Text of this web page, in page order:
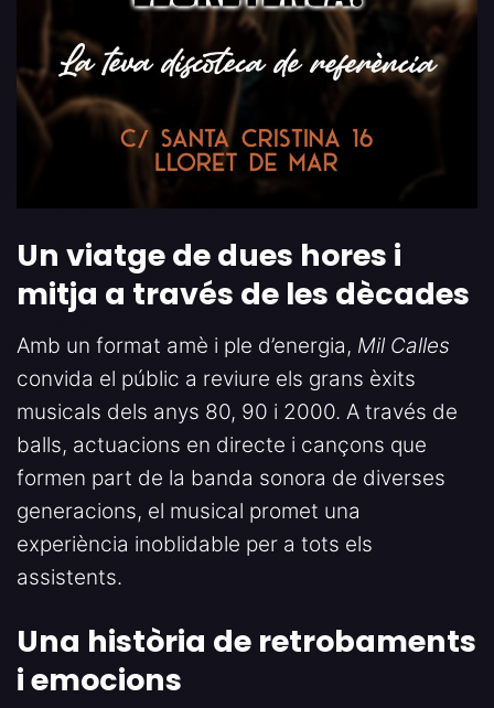
Un viatge de dues hores i
mitja a través de les dècades
Amb un format amè i ple d’energia, Mil Calles
convida el públic a reviure els grans èxits
musicals dels anys 80, 90 i 2000. A través de
balls, actuacions en directe i cançons que
formen part de la banda sonora de diverses
generacions, el musical promet una
experiència inoblidable per a tots els
assistents.
Una història de retrobaments
i emocions